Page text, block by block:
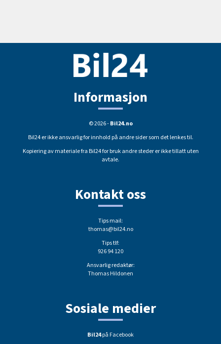
Informasjon
© 2026 -Bil24.no
Bil24 er ikke ansvarlig for innhold på andre sider som det lenkes til.
Kopiering av materiale fra Bil24 for bruk andre steder er ikke tillatt uten
avtale.
Kontakt oss
Tips mail:
thomas@bil24.no
Tips tlf:
926 94 120
Ansvarlig redaktør:
Thomas Hildonen
Sosiale medier
Bil24på Facebook